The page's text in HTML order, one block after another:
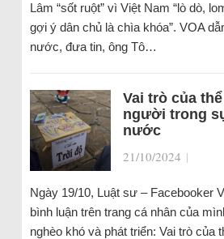
Lâm “sốt ruột” vì Việt Nam “lò dò,
gợi ý dân chủ là chìa khóa”. VOA
nước, đưa tin, ông Tô…
Vai trò của
người trong
nước
21/10/2024 |
Ngày 19/10, Luật sư – Facebooker
bình luận trên trang cá nhân của
nghèo khó và phát triển: Vai trò của